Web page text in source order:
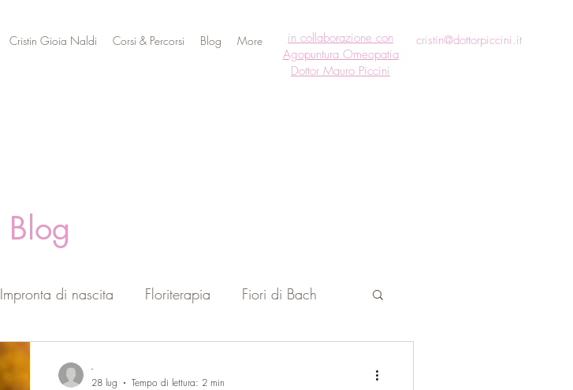
Cristin Gioia Naldi Corsi & Percorsi Blog More
in collaborazione con
Agopuntura Omeopatia
Dottor Mauro Piccini
cristin@dottorpiccini.it
Blog
Impronta di nascita Floriterapia Fiori di Bach
-
28 lug
Tempo di lettura: 2 min